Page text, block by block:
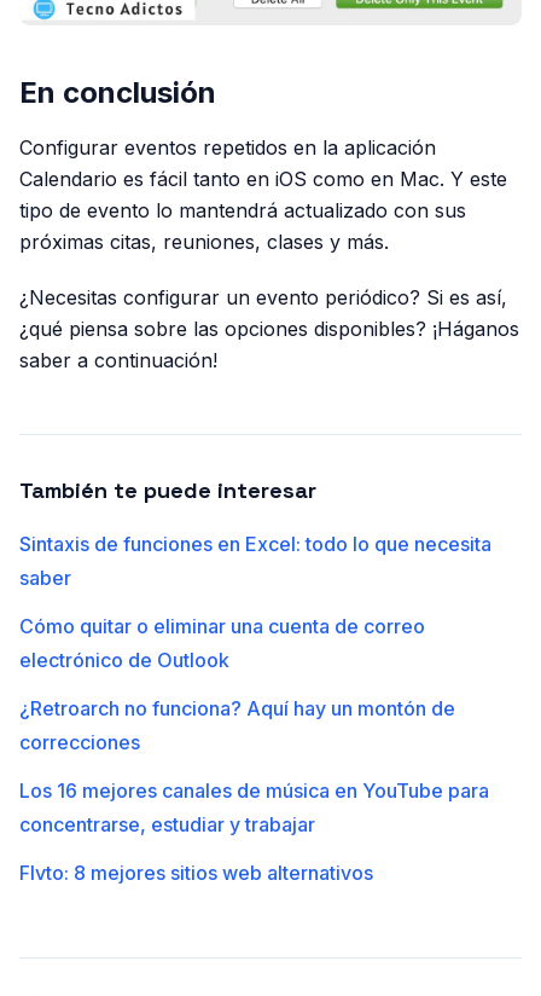
En conclusión
Configurar eventos repetidos en la aplicación
Calendario es fácil tanto en iOS como en Mac. Y este
tipo de evento lo mantendrá actualizado con sus
próximas citas, reuniones, clases y más.
¿Necesitas configurar un evento periódico? Si es así,
¿qué piensa sobre las opciones disponibles? ¡Háganos
saber a continuación!
También te puede interesar
Sintaxis de funciones en Excel: todo lo que necesita
saber
Cómo quitar o eliminar una cuenta de correo
electrónico de Outlook
¿Retroarch no funciona? Aquí hay un montón de
correcciones
Los 16 mejores canales de música en YouTube para
concentrarse, estudiar y trabajar
Flvto: 8 mejores sitios web alternativos